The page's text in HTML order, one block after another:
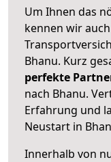
Um Ihnen das
kennen wir
Bhanu. Kurz
perfekte
nach Bhanu.
Erfahrung und
Neustart in
Innerhalb von